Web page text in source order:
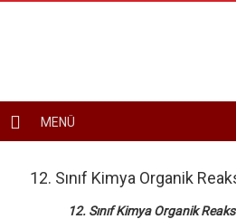
ToggleMENÜ
12. Sınıf Kimya Organik
12. Sınıf Kimya Organik